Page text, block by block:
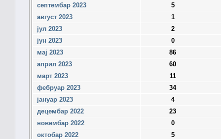
септембар 2023
5
август 2023
1
јул 2023
2
јун 2023
0
мај 2023
86
април 2023
60
март 2023
11
фебруар 2023
34
јануар 2023
4
децембар 2022
23
новембар 2022
0
октобар 2022
5